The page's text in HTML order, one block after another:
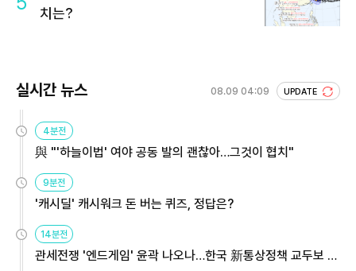
치는?
실시간 뉴스 08.09 04:09 UPDATE
4분전
與 "'하늘이법' 여야 공동 발의 괜찮아…그것이 협치"
9분전
'캐시딜' 캐시워크 돈 버는 퀴즈, 정답은?
14분전
관세전쟁 '엔드게임' 윤곽 나오나…한국 新통상정책 교두보 활